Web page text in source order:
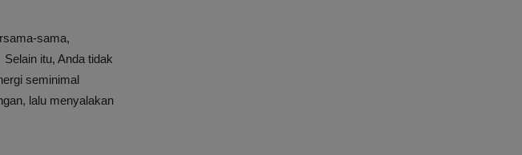
sama,
itu, Anda tidak
seminimal
lalu menyalakan